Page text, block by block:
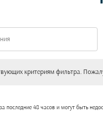
критериям фильтра.
последние 48 часов и могут быть